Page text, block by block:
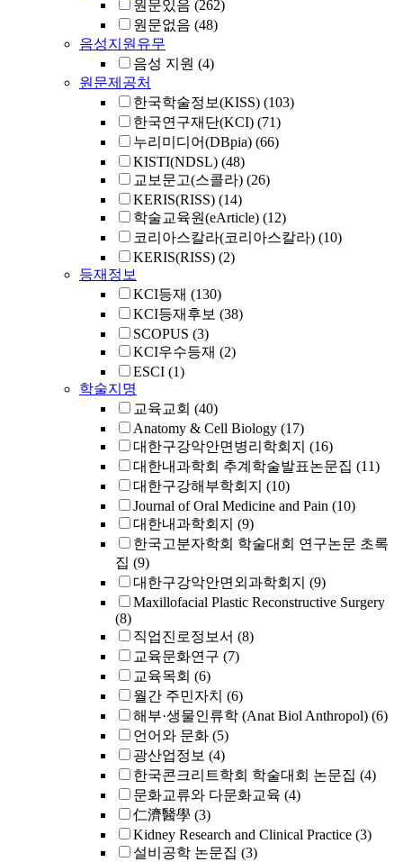
원문있음 (262)
원문없음 (48)
음성지원유무
음성 지원 (4)
원문제공처
한국학술정보(KISS) (103)
한국연구재단(KCI) (71)
누리미디어(DBpia) (66)
KISTI(NDSL) (48)
교보문고(스콜라) (26)
KERIS(RISS) (14)
학술교육원(eArticle) (12)
코리아스칼라(코리아스칼라) (10)
KERIS(RISS) (2)
등재정보
KCI등재 (130)
KCI등재후보 (38)
SCOPUS (3)
KCI우수등재 (2)
ESCI (1)
학술지명
교육교회 (40)
Anatomy & Cell Biology (17)
대한구강악안면병리학회지 (16)
대한내과학회 추계학술발표논문집 (11)
대한구강해부학회지 (10)
Journal of Oral Medicine and Pain (10)
대한내과학회지 (9)
한국고분자학회 학술대회 연구논문 초록
집 (9)
대한구강악안면외과학회지 (9)
Maxillofacial Plastic Reconstructive Surgery
(8)
직업진로정보서 (8)
교육문화연구 (7)
교육목회 (6)
월간 주민자치 (6)
해부·생물인류학 (Anat Biol Anthropol) (6)
언어와 문화 (5)
광산업정보 (4)
한국콘크리트학회 학술대회 논문집 (4)
문화교류와 다문화교육 (4)
仁濟醫學 (3)
Kidney Research and Clinical Practice (3)
설비공학 논문집 (3)